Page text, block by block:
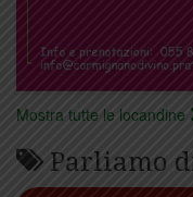
Mostra tutte le locandine
Parliamo